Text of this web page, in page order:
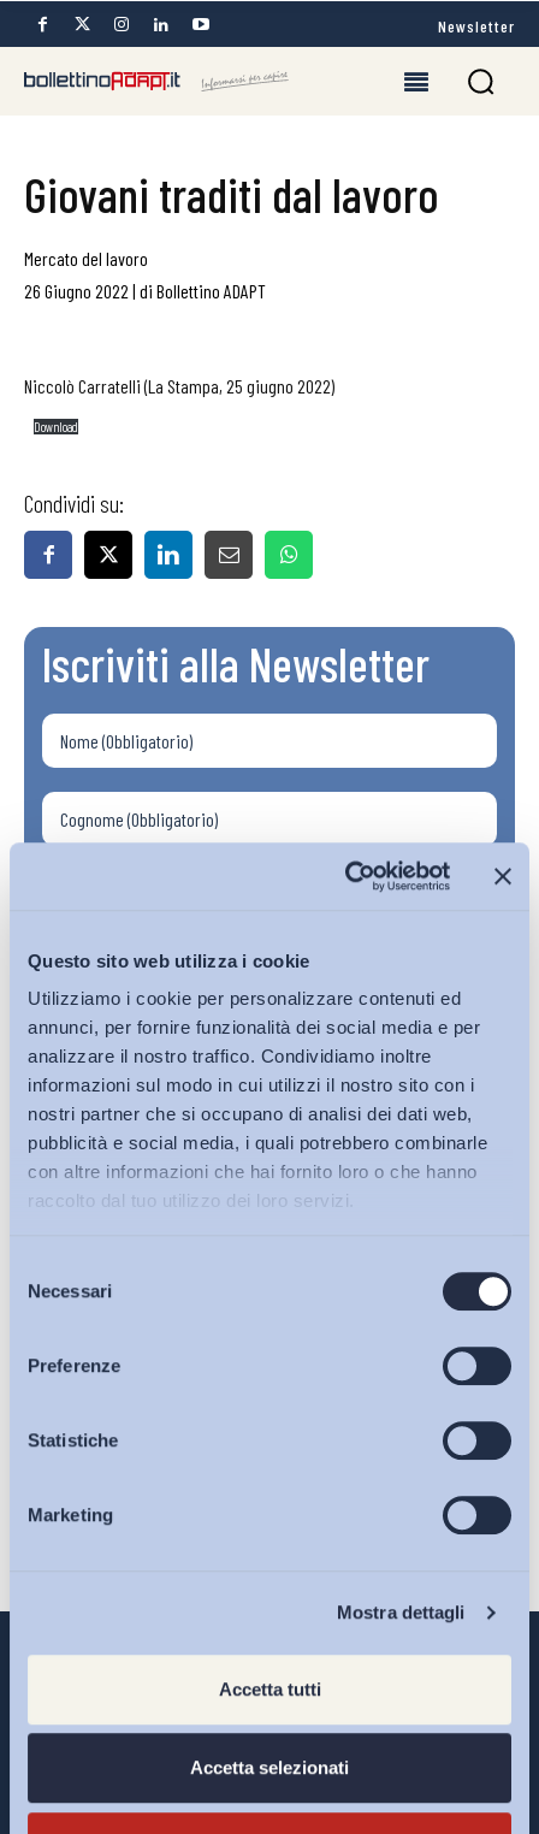
Questo sito web utilizza i cookie
Utilizziamo i cookie per personalizzare contenuti ed
annunci, per fornire funzionalità dei social media e per
analizzare il nostro traffico. Condividiamo inoltre
informazioni sul modo in cui utilizzi il nostro sito con i
nostri partner che si occupano di analisi dei dati web,
pubblicità e social media, i quali potrebbero combinarle
con altre informazioni che hai fornito loro o che hanno
raccolto dal tuo utilizzo dei loro servizi.
delNecessari
Preferenze
Statistiche
Marketing
Mostra dettagli
Accetta tutti
Accetta selezionati
Bollettini ADAPT
Articoli
Osservatori
Eventi
Newsletter
Giovani traditi dal lavoro
Mercato del lavoro
26 Giugno 2022 | di Bollettino ADAPT
Niccolò Carratelli (La Stampa, 25 giugno 2022)
Download
Condividi su:
Iscriviti alla Newsletter
Ho letto e Accetto il trattamento dei dati personali descritti
Iscriviti
Interventi ADAPT
Riforme del lavoro